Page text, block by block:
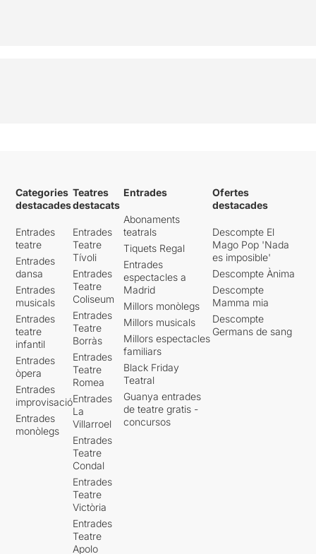
Categories
destacades
Entrades
teatre
Entrades
dansa
Entrades
musicals
Entrades
teatre
infantil
Entrades
òpera
Entrades
improvisació
Entrades
monòlegs
Teatres
destacats
Entrades
Teatre
Tívoli
Entrades
Teatre
Coliseum
Entrades
Teatre
Borràs
Entrades
Teatre
Romea
Entrades
La
Villarroel
Entrades
Teatre
Condal
Entrades
Teatre
Victòria
Entrades
Teatre
Apolo
Entrades
Abonaments
teatrals
Tiquets Regal
Entrades
espectacles a
Madrid
Millors monòlegs
Millors musicals
Millors espectacles
familiars
Black Friday
Teatral
Guanya entrades
de teatre gratis -
concursos
Ofertes
destacades
Descompte El
Mago Pop 'Nada
es imposible'
Descompte Ànima
Descompte
Mamma mia
Descompte
Germans de sang